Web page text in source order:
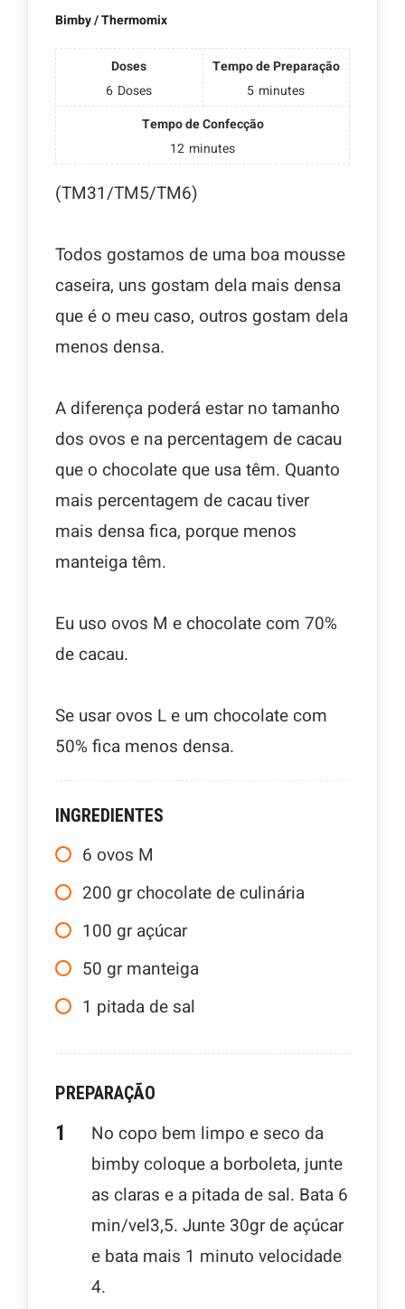
Bimby / Thermomix
Doses
6 Doses
Tempo de Preparação
5 minutes
Tempo de Confecção
12 minutes
(TM31/TM5/TM6)
Todos gostamos de uma boa mousse
caseira, uns gostam dela mais densa
que é o meu caso, outros gostam dela
menos densa.
A diferença poderá estar no tamanho
dos ovos e na percentagem de cacau
que o chocolate que usa têm. Quanto
mais percentagem de cacau tiver
mais densa fica, porque menos
manteiga têm.
Eu uso ovos M e chocolate com 70%
de cacau.
Se usar ovos L e um chocolate com
50% fica menos densa.
INGREDIENTES
6 ovos M
200 gr chocolate de culinária
100 gr açúcar
50 gr manteiga
1 pitada de sal
PREPARAÇÃO
No copo bem limpo e seco da
bimby coloque a borboleta, junte
as claras e a pitada de sal. Bata 6
min/vel3,5. Junte 30gr de açúcar
e bata mais 1 minuto velocidade
4.